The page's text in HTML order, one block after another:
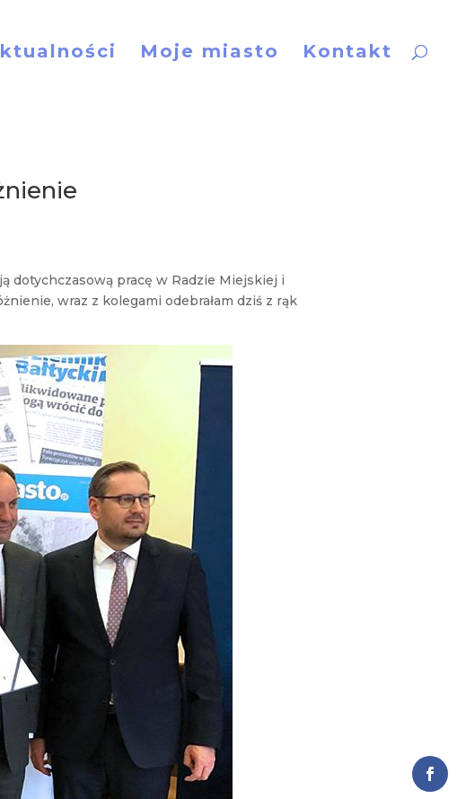
Moje miasto Kontakt
dotychczasową pracę w Radzie Miejskiej i
wraz z kolegami odebrałam dziś z rąk